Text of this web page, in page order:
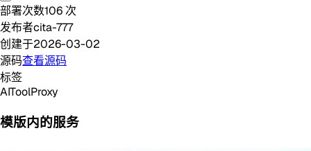
部署次数106 次
发布者cita-777
创建于2026-03-02
源码查看源码
标签
AIToolProxy
模版内的服务